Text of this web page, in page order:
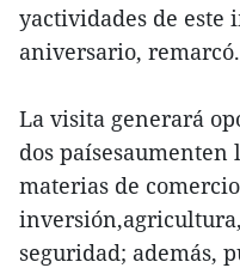
yactividades de este
aniversario, remarcó.
La visita generará
dos
materias de
seguridad; además,